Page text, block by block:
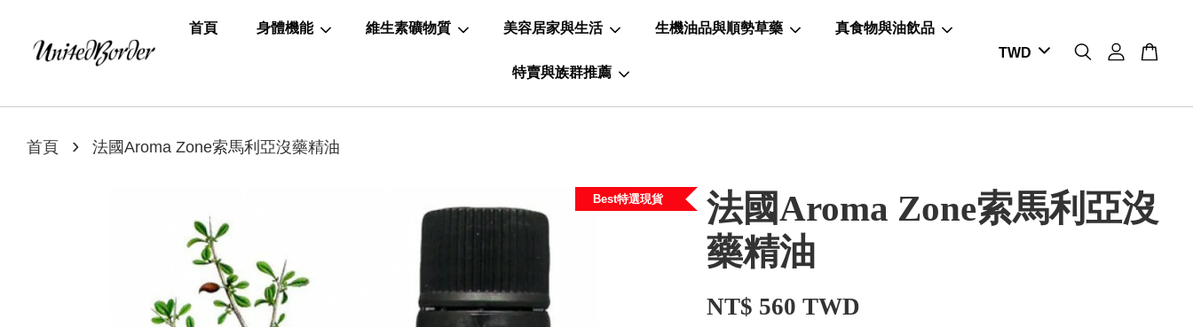
首頁 身體機能 維生素礦物質 美容居家與生活 生機油品與順勢草藥 真食物與油飲品
特賣與族群推薦
首頁 › 法國Aroma Zone索馬利亞沒藥精油
Best特選現貨
法國Aroma Zone索馬利亞沒
藥精油
NT$ 560 TWD